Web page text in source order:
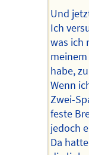
Und
Ich
was ich
habe,
Wenn
Zwei-
feste
jedoch
Da